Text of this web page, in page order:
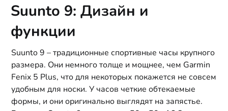
Suunto 9: Дизайн и
функции
Suunto 9 – традиционные спортивные часы крупного
размера. Они немного толще и мощнее, чем Garmin
Fenix 5 Plus, что для некоторых покажется не совсем
удобным для носки. У часов четкие обтекаемые
формы, и они оригинально выглядят на запястье.